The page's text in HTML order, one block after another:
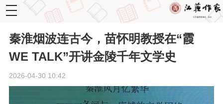
toggle
navigation
秦淮烟波连古今，苗怀明教授在“霞
WE TALK”开讲金陵千年文学史
2026-04-30 10:42